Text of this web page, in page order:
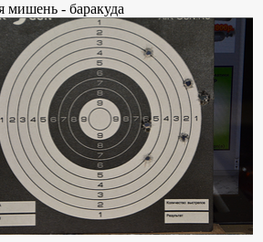
мишень - баракуда